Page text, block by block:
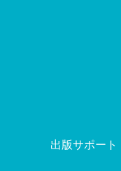
出版サポート